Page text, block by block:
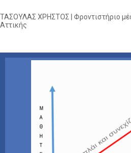
ΤΑΣΟΥΛΑΣ ΧΡΗΣΤΟΣ | Φροντιστήριο
Αττικής